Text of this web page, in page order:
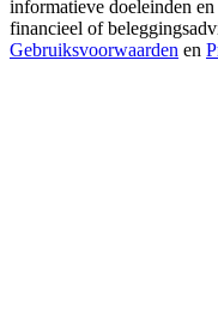
BTC Flexible
informatieve doeleinden
financieel of
Gebruiksvoorwaarden en